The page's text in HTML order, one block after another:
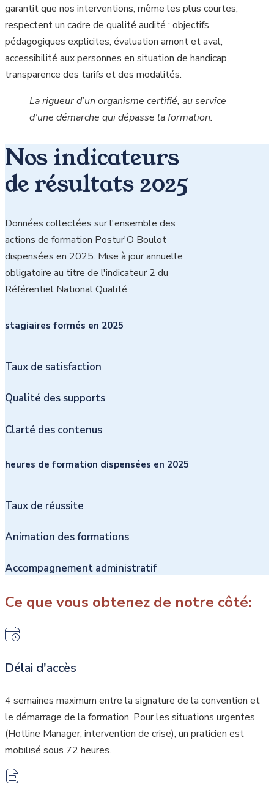
garantit que nos interventions, même les plus courtes,
respectent un cadre de qualité audité : objectifs
pédagogiques explicites, évaluation amont et aval,
accessibilité aux personnes en situation de handicap,
transparence des tarifs et des modalités.
La rigueur d’un organisme certifié, au service
d’une démarche qui dépasse la formation.
Nos indicateurs
de résultats 2025
Données collectées sur l'ensemble des
actions de formation Postur'O Boulot
dispensées en 2025. Mise à jour annuelle
obligatoire au titre de l'indicateur 2 du
Référentiel National Qualité.
stagiaires formés en 2025
Taux de satisfaction
Qualité des supports
Clarté des contenus
heures de formation dispensées en 2025
Taux de réussite
Animation des formations
Accompagnement administratif
Ce que vous obtenez de notre côté:
Délai d'accès
4 semaines maximum entre la signature de la convention et
le démarrage de la formation. Pour les situations urgentes
(Hotline Manager, intervention de crise), un praticien est
mobilisé sous 72 heures.